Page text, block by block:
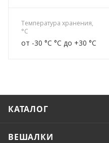
Температура хранения,
°C
от -30 °C °C до +30 °C
КАТАЛОГ
ВЕШАЛКИ